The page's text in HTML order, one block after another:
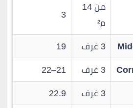
من 14
م²
3
3 غرف
19
3 غرف
21–22
3 غرف
22.9